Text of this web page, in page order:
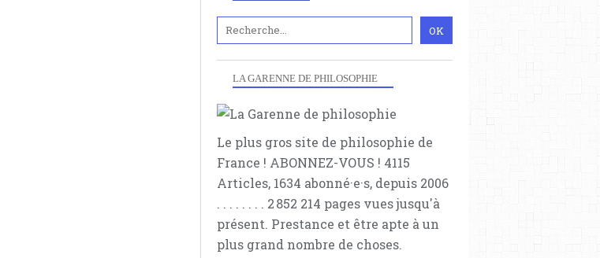
LA GARENNE DE PHILOSOPHIE
Le plus gros site de philosophie de
France ! ABONNEZ-VOUS ! 4115
Articles, 1634 abonné·e·s, depuis 2006
. . . . . . . . 2 852 214 pages vues jusqu'à
présent. Prestance et être apte à un
plus grand nombre de choses.